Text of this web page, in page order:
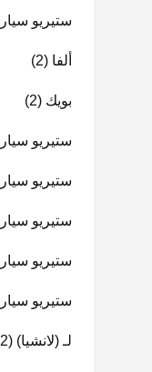
ستيريو
ألفا (2)
بويك (2)
ستيريو
ستيريو
ستيريو
ستيريو
ستيريو
لـ (لانشيا) (2)